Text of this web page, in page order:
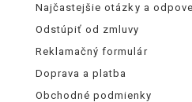
Najčastejšie otázky a
Odstúpiť od zmluvy
Reklamačný formulár
Doprava a platba
Obchodné podmienky